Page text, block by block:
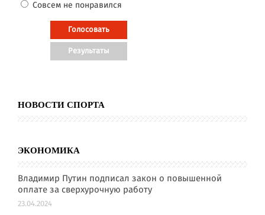
Совсем не понравился
НОВОСТИ СПОРТА
ЭКОНОМИКА
Владимир Путин подписал закон о повышенной
оплате за сверхурочную работу
23.04.2024